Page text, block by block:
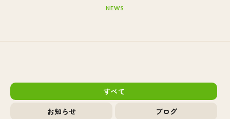
NEWS
すべて
お知らせ
ブログ